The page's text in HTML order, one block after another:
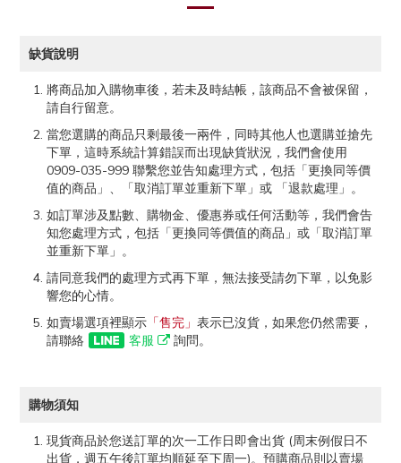
缺貨說明
將商品加入購物車後，若未及時結帳，該商品不會被保留，
請自行留意。
當您選購的商品只剩最後一兩件，同時其他人也選購並搶先
下單，這時系統計算錯誤而出現缺貨狀況，我們會使用
0909-035-999 聯繫您並告知處理方式，包括「更換同等價
值的商品」、「取消訂單並重新下單」或 「退款處理」。
如訂單涉及點數、購物金、優惠券或任何活動等，我們會告
知您處理方式，包括「更換同等價值的商品」或「取消訂單
並重新下單」。
請同意我們的處理方式再下單，無法接受請勿下單，以免影
響您的心情。
如賣場選項裡顯示 「售完」 表示已沒貨，如果您仍然需要，
請聯絡
客服 詢問。
購物須知
現貨商品於您送訂單的次一工作日即會出貨 (周末例假日不
出貨，週五午後訂單均順延至下周一)。預購商品則以賣場